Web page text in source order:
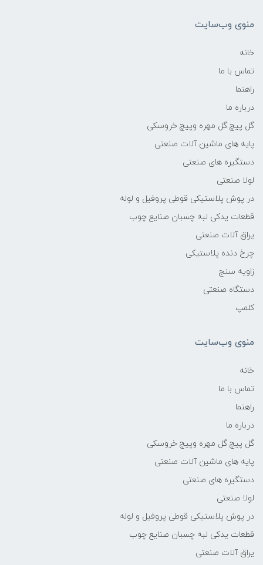
منوی وب‌سایت
خانه
تماس با ما
راهنما
درباره ما
گل پیچ گل مهره وپیچ خروسکی
پایه های ماشین آلات صنعتی
دستگیره های صنعتی
لولا صنعتی
در پوش پلاستیکی قوطی پروفیل و لوله
قطعات یدکی لبه چسبان صنایع چوب
یراق آلات صنعتی
چرخ دنده پلاستیکی
زاویه سنج
دستگاه صنعتی
کلمپ
منوی وب‌سایت
خانه
تماس با ما
راهنما
درباره ما
گل پیچ گل مهره وپیچ خروسکی
پایه های ماشین آلات صنعتی
دستگیره های صنعتی
لولا صنعتی
در پوش پلاستیکی قوطی پروفیل و لوله
قطعات یدکی لبه چسبان صنایع چوب
یراق آلات صنعتی